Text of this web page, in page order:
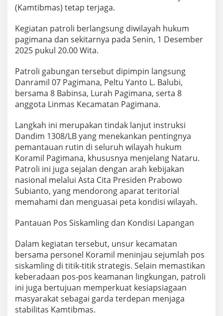
(Kamtibmas) tetap terjaga.
Kegiatan patroli berlangsung diwilayah hukum
pagimana dan sekitarnya pada Senin, 1 Desember
2025 pukul 20.00 Wita.
Patroli gabungan tersebut dipimpin langsung
Danramil 07 Pagimana, Peltu Yanto L. Balubi,
bersama 8 Babinsa, Lurah Pagimana, serta 8
anggota Linmas Kecamatan Pagimana.
Langkah ini merupakan tindak lanjut instruksi
Dandim 1308/LB yang menekankan pentingnya
pemantauan rutin di seluruh wilayah hukum
Koramil Pagimana, khususnya menjelang Nataru.
Patroli ini juga sejalan dengan arah kebijakan
nasional melalui Asta Cita Presiden Prabowo
Subianto, yang mendorong aparat teritorial
memahami dan menguasai peta kondisi wilayah.
Pantauan Pos Siskamling dan Kondisi Lapangan
Dalam kegiatan tersebut, unsur kecamatan
bersama personel Koramil meninjau sejumlah pos
siskamling di titik-titik strategis. Selain memastikan
keberadaan pos-pos keamanan lingkungan, patroli
ini juga bertujuan memperkuat kesiapsiagaan
masyarakat sebagai garda terdepan menjaga
stabilitas Kamtibmas.